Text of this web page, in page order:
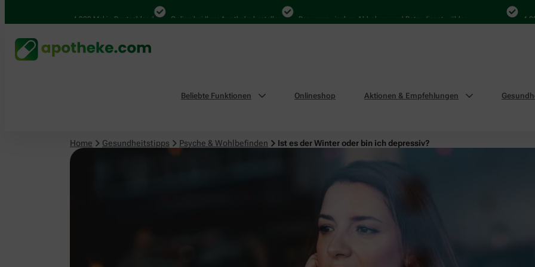
4.000 Mal in Deutschland Online bei Ihrer Apotheke bestellen Bequem zwischen Abholung und Botendienst wählen 4.000
Beliebte Funktionen Onlineshop Aktionen & Empfehlungen
Home Gesundheitstipps Psyche & Wohlbefinden Ist es der Winter oder bin ich depressiv?
Psyche & Wohlbefinden